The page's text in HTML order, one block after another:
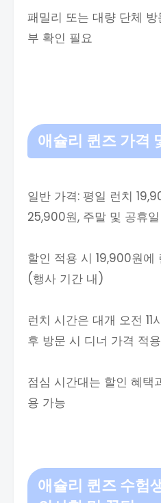
패밀리 또는 대량 단체
부 확인 필요
애슐리 퀸즈 가격
일반 가격: 평일 런치
25,900원, 주말 및 공휴
할인 적용 시 19,900원에
(행사 기간 내)
런치 시간은 대개 오전 11
후 방문 시 디너 가격 적용
점심 시간대는 할인 혜택
용 가능
애슐리 퀸즈 수험